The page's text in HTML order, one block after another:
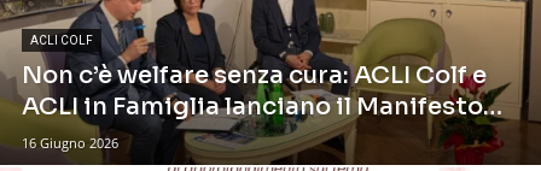
ACLI COLF
Non c’è welfare senza cura: ACLI Colf e
ACLI in Famiglia lanciano il Manifesto
per il lavoro domestico
16 Giugno 2026